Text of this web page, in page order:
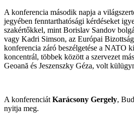
A konferencia második napja a
jegyében fenntarthatósági kérdéseket
szakértőkkel, mint Borislav Sandov
vagy Kadri Simson, az Európai
konferencia záró beszélgetése a NATO
koncentrál, többek között a szervezet
Geoană és Jeszenszky Géza, volt
A konferenciát Karácsony Gergely,
nyitja meg.